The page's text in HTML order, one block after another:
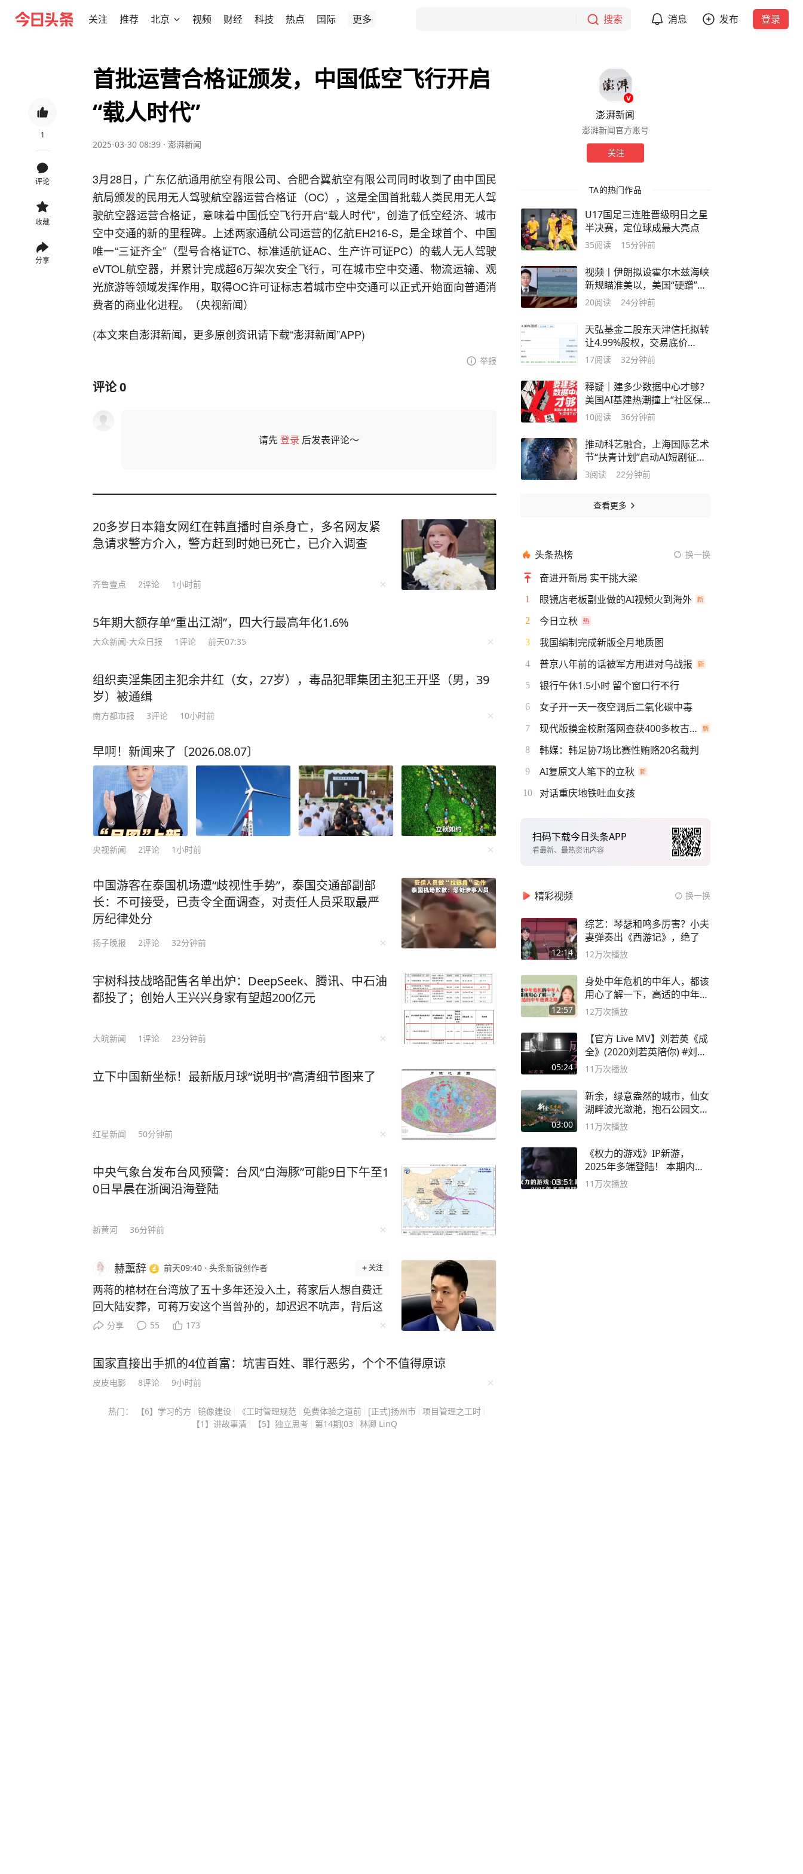
关注 推荐 北京 视频 财经 科技 热点 国际 更多 搜索 消息 发布 登录
1
评论
收藏
分享
首批运营合格证颁发，中国低空飞行开启
“载人时代”
2025-03-30 08:39 · 澎湃新闻
3月28日，广东亿航通用航空有限公司、合肥合翼航空有限公司同时收到了由中国民
航局颁发的民用无人驾驶航空器运营合格证（OC），这是全国首批载人类民用无人驾
驶航空器运营合格证，意味着中国低空飞行开启“载人时代”，创造了低空经济、城市
空中交通的新的里程碑。上述两家通航公司运营的亿航EH216-S，是全球首个、中国
唯一“三证齐全”（型号合格证TC、标准适航证AC、生产许可证PC）的载人无人驾驶
eVTOL航空器，并累计完成超6万架次安全飞行，可在城市空中交通、物流运输、观
光旅游等领域发挥作用，取得OC许可证标志着城市空中交通可以正式开始面向普通消
费者的商业化进程。（央视新闻）
(本文来自澎湃新闻，更多原创资讯请下载“澎湃新闻”APP)
举报
评论0
请先登录 后发表评论～
20多岁日本籍女网红在韩直播时自杀身亡，多名网友紧
急请求警方介入，警方赶到时她已死亡，已介入调查
齐鲁壹点 2评论 1小时前
5年期大额存单“重出江湖”，四大行最高年化1.6%
大众新闻-大众日报 1评论 前天07:35
组织卖淫集团主犯余井红（女，27岁），毒品犯罪集团主犯王开坚（男，39
岁）被通缉
南方都市报 3评论 10小时前
早啊！新闻来了〔2026.08.07〕
央视新闻 2评论 1小时前
中国游客在泰国机场遭“歧视性手势”，泰国交通部副部
长：不可接受，已责令全面调查，对责任人员采取最严
厉纪律处分
扬子晚报 2评论 32分钟前
宇树科技战略配售名单出炉：DeepSeek、腾讯、中石油
都投了；创始人王兴兴身家有望超200亿元
大皖新闻 1评论 23分钟前
立下中国新坐标！最新版月球“说明书”高清细节图来了
红星新闻 50分钟前
中央气象台发布台风预警：台风“白海豚”可能9日下午至1
0日早晨在浙闽沿海登陆
新黄河 36分钟前
赫薰辞 前天09:40 · 头条新锐创作者 关注
两蒋的棺材在台湾放了五十多年还没入土，蒋家后人想自费迁
回大陆安葬，可蒋万安这个当曾孙的，却迟迟不吭声，背后这
盘棋，远不止孝道两个字能说清。 蒋万安不是不想动，是真
政治算盘。 他当上台北市长之后，走的每一步都很小心，在
岛内公开场合几乎不主动提两蒋，迁葬的事更是能绕就绕。
理由是：两蒋既是国民党的历史遗产，也是民进党每逢选举就
拉出来批斗的靶子，赖清德在选战期间公开说慈湖陵寝是“威权
象征”，提出要改成所谓“转型正义纪念馆”。 这等于是直接把
分享 55 173
国家直接出手抓的4位首富：坑害百姓、罪行恶劣，个个不值得原谅
皮皮电影 8评论 9小时前
热门： 【6】学习的方 镜像建设 《工时管理规范 免费体验之道前 [正式]扬州市
项目管理之工时
【1】讲故事清
【5】独立思考 第14期(03 林卿 LinQ
澎湃新闻
澎湃新闻官方账号
关注
TA的热门作品
U17国足三连胜晋级明日之星
半决赛，定位球成最大亮点
35阅读 15分钟前
视频丨伊朗拟设霍尔木兹海峡
新规瞄准美以，美国“硬蹭”谈
判桌
20阅读 24分钟前
天弘基金二股东天津信托拟转
让4.99%股权，交易底价
15.67亿元
17阅读 32分钟前
释疑｜建多少数据中心才够？
美国AI基建热潮撞上“社区保
卫战”
10阅读 36分钟前
推动科艺融合，上海国际艺术
节“扶青计划”启动AI短剧征集
展演
3阅读 22分钟前
查看更多
头条热榜 换一换
奋进开新局 实干挑大梁
1 眼镜店老板副业做的AI视频火到海外
2 今日立秋
3 我国编制完成新版全月地质图
4 普京八年前的话被军方用进对乌战报
5 银行午休1.5小时 留个窗口行不行
6 女子开一天一夜空调后二氧化碳中毒
7 现代版摸金校尉落网查获400多枚古币
8 韩媒：韩足协7场比赛性贿赂20名裁判
9 AI复原文人笔下的立秋
10 对话重庆地铁吐血女孩
扫码下载今日头条APP
看最新、最热资讯内容
精彩视频 换一换
12:14
综艺：琴瑟和鸣多厉害？小夫
妻弹奏出《西游记》，绝了
12万次播放
12:57
身处中年危机的中年人，都该
用心了解一下，高适的中年逆
袭之路
12万次播放
05:24
【官方 Live MV】刘若英《成
全》(2020刘若英陪你) #刘若
英 #成全
11万次播放
03:00
新余，绿意盎然的城市，仙女
湖畔波光潋滟，抱石公园文化
深邃……
11万次播放
03:51
《权力的游戏》IP新游，
2025年多端登陆！ 本期内容
概要
11万次播放